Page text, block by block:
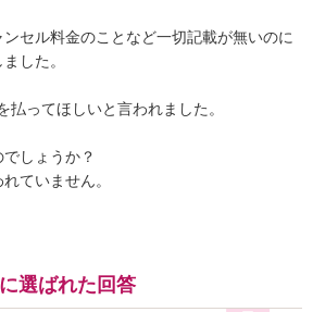
セル料金のことなど一切記載が無いのに
した。
払ってほしいと言われました。
しょうか？
ていません。
選ばれた回答